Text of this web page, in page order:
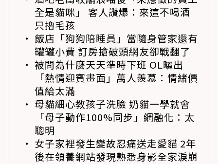
全是貓咪」 客人讚爆：來這不喝酒
只擼毛孩
飯店「狗狗陪睡員」當隨身管家還有
罐罐小費 訂房搶破頭網友卻戰翻了
被問為什麼天天準時下班 OL曬出
「熱情迎賓畫面」萬人羨慕：情緒價
值給太滿
母貓細心教孩子洗臉 奶貓一學就會
「母子動作100%同步」網融化：太
聰明
女子家裡發生變故忍痛送走愛貓 2年
後在領養網站發現熟悉身影全家淚崩